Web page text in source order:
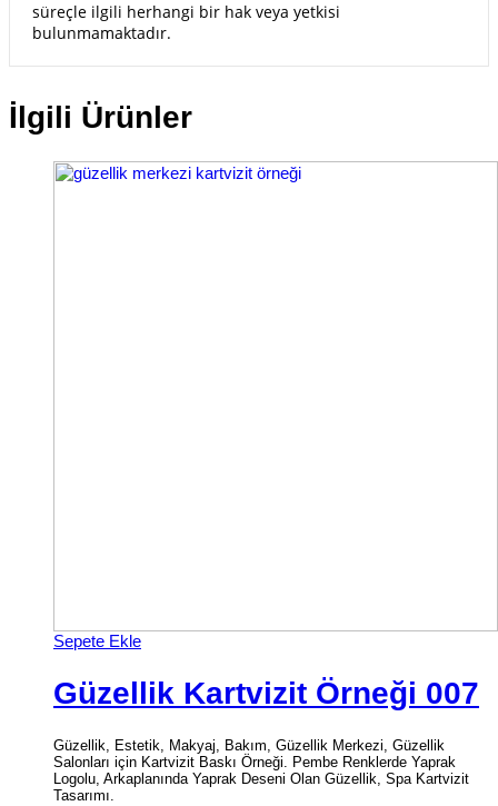
süreçle ilgili herhangi bir hak veya yetkisi
bulunmamaktadır.
İlgili Ürünler
Sepete Ekle
Güzellik Kartvizit Örneği 007
Güzellik, Estetik, Makyaj, Bakım, Güzellik Merkezi, Güzellik
Salonları için Kartvizit Baskı Örneği. Pembe Renklerde Yaprak
Logolu, Arkaplanında Yaprak Deseni Olan Güzellik, Spa Kartvizit
Tasarımı.